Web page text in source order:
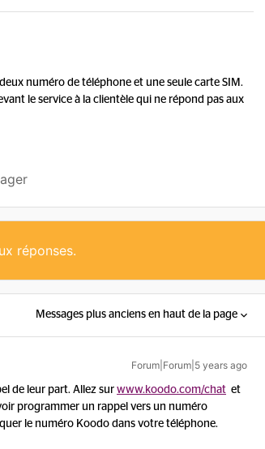
numéro de téléphone et une seule carte SIM.
le service à la clientèle qui ne répond pas aux
réponses.
Messages plus anciens en haut de la page
Forum|Forum|5 years ago
de leur part. Allez sur www.koodo.com/chat et
programmer un rappel vers un numéro
le numéro Koodo dans votre téléphone.